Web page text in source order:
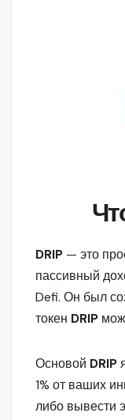
DRIP — это
пассивный
Defi. Он был
токен DRIP
Основой DRIP
1% от ваших
либо вывести